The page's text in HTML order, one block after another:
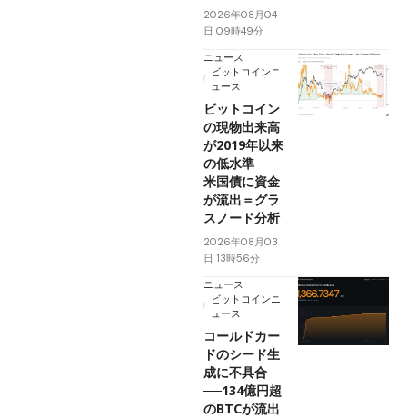
2026年08月04
日 09時49分
ニュース
ビットコインニ
ュース
ビットコイン
の現物出来高
が2019年以来
の低水準──
米国債に資金
が流出＝グラ
スノード分析
2026年08月03
日 13時56分
ニュース
ビットコインニ
ュース
コールドカー
ドのシード生
成に不具合
──134億円超
のBTCが流出